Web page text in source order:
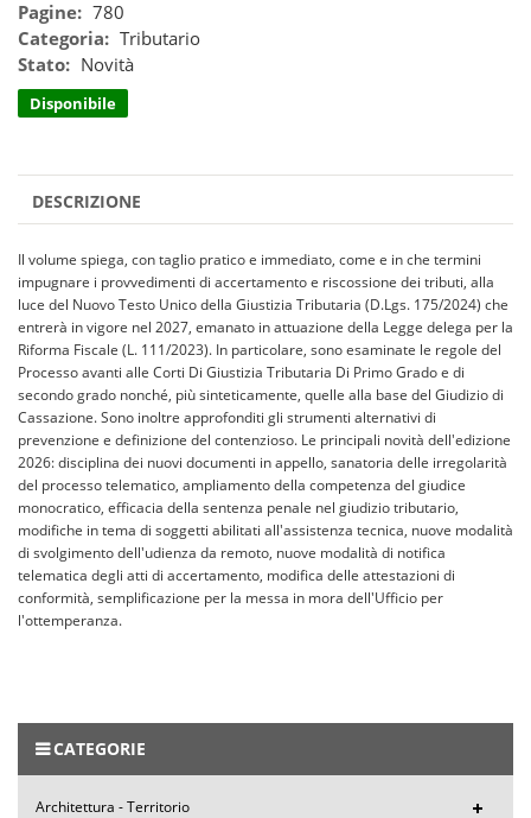
Pagine: 780
Categoria: Tributario
Stato: Novità
Disponibile
DESCRIZIONE
Il volume spiega, con taglio pratico e immediato, come e in che termini
impugnare i provvedimenti di accertamento e riscossione dei tributi, alla
luce del Nuovo Testo Unico della Giustizia Tributaria (D.Lgs. 175/2024) che
entrerà in vigore nel 2027, emanato in attuazione della Legge delega per la
Riforma Fiscale (L. 111/2023). In particolare, sono esaminate le regole del
Processo avanti alle Corti Di Giustizia Tributaria Di Primo Grado e di
secondo grado nonché, più sinteticamente, quelle alla base del Giudizio di
Cassazione. Sono inoltre approfonditi gli strumenti alternativi di
prevenzione e definizione del contenzioso. Le principali novità dell'edizione
2026: disciplina dei nuovi documenti in appello, sanatoria delle irregolarità
del processo telematico, ampliamento della competenza del giudice
monocratico, efficacia della sentenza penale nel giudizio tributario,
modifiche in tema di soggetti abilitati all'assistenza tecnica, nuove modalità
di svolgimento dell'udienza da remoto, nuove modalità di notifica
telematica degli atti di accertamento, modifica delle attestazioni di
conformità, semplificazione per la messa in mora dell'Ufficio per
l'ottemperanza.
CATEGORIE
Architettura - Territorio